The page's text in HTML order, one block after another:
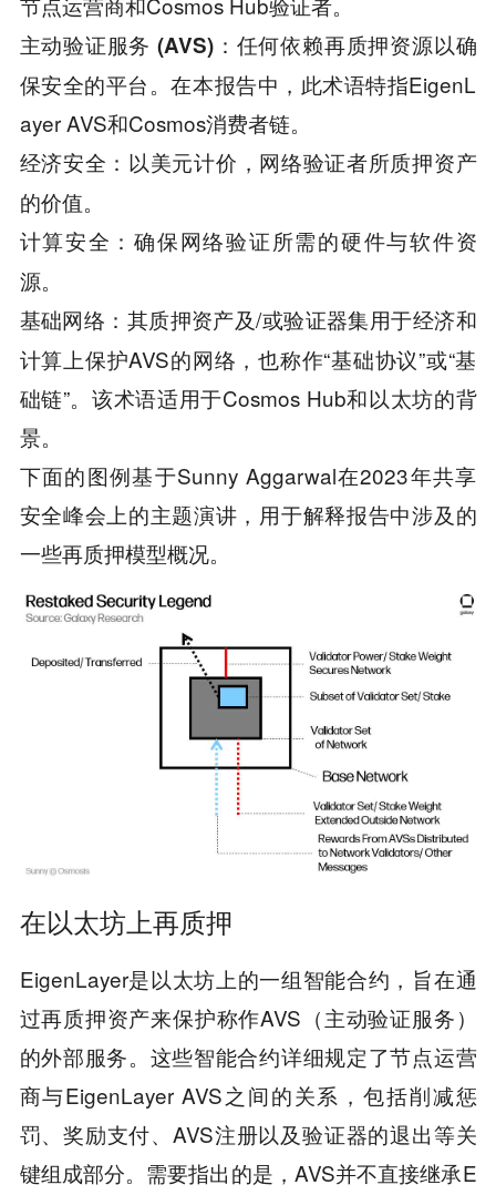
主动验证服务 (AVS) ：任何依赖再质押资源以确
保安全的平台。在本报告中，此术语特指EigenL
ayer AVS和Cosmos消费者链。
经济安全 ：以美元计价，网络验证者所质押资产
的价值。
计算安全 ：确保网络验证所需的硬件与软件资
源。
基础网络 ：其质押资产及/或验证器集用于经济和
计算上保护AVS的网络，也称作“基础协议”或“基
础链”。该术语适用于Cosmos Hub和以太坊的背
景。
下面的图例基于Sunny Aggarwal在2023年共享
安全峰会上的主题演讲，用于解释报告中涉及的
一些再质押模型概况。
在以太坊上再质押
EigenLayer是以太坊上的一组智能合约，旨在通
过再质押资产来保护称作AVS（主动验证服务）
的外部服务。这些智能合约详细规定了节点运营
商与EigenLayer AVS之间的关系，包括削减惩
罚、奖励支付、AVS注册以及验证器的退出等关
键组成部分。需要指出的是，AVS并不直接继承E